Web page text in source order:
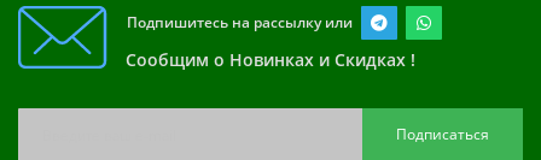
Подпишитесь на рассылку или
Сообщим о Новинках и Скидках !
Подписаться